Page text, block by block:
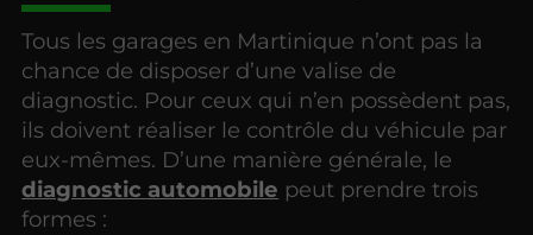
Tous les garages en Martinique n’ont pas la
chance de disposer d’une valise de
diagnostic. Pour ceux qui n’en possèdent pas,
ils doivent réaliser le contrôle du véhicule par
eux-mêmes. D’une manière générale, le
diagnostic automobile peut prendre trois
formes :